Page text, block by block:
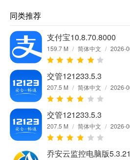
同类推荐
支付宝10.8.70.8000
159.7 M / 简体中文 / 2026-
交管121233.5.3
207.5 M / 简体中文 / 2026-
交管121233.5.3
207.5 M / 简体中文 / 2026-
乔安云监控电脑版